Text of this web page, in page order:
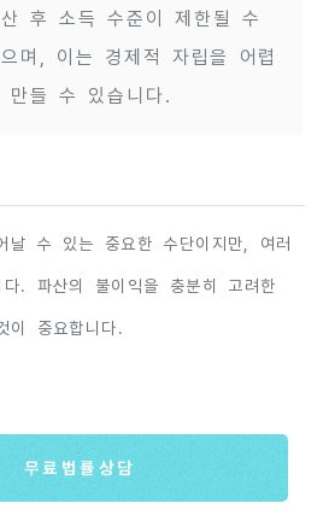
후 소득 수준이 제한될 수
며, 이는 경제적 자립을 어렵
만들 수 있습니다.
날 수 있는 중요한 수단이지만, 여러
. 파산의 불이익을 충분히 고려한
이 중요합니다.
무료법률상담